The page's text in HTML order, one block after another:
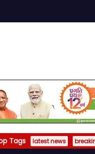
Tags latest news